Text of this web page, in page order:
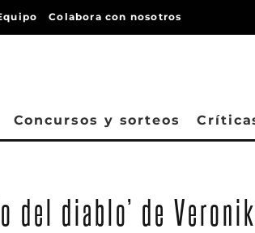
Colabora con nosotros
Concursos y sorteos
del diablo’ de